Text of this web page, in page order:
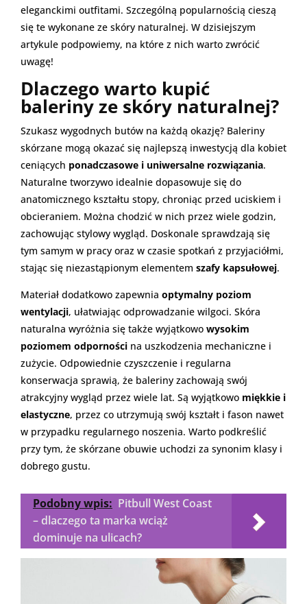
eleganckimi outfitami. Szczególną popularnością cieszą
się te wykonane ze skóry naturalnej. W dzisiejszym
artykule podpowiemy, na które z nich warto zwrócić
uwagę!
Dlaczego warto kupić
baleriny ze skóry naturalnej?
Szukasz wygodnych butów na każdą okazję? Baleriny
skórzane mogą okazać się najlepszą inwestycją dla kobiet
ceniących ponadczasowe i uniwersalne rozwiązania.
Naturalne tworzywo idealnie dopasowuje się do
anatomicznego kształtu stopy, chroniąc przed uciskiem i
obcieraniem. Można chodzić w nich przez wiele godzin,
zachowując stylowy wygląd. Doskonale sprawdzają się
tym samym w pracy oraz w czasie spotkań z przyjaciółmi,
stając się niezastąpionym elementem szafy kapsułowej.
Materiał dodatkowo zapewnia optymalny poziom
wentylacji, ułatwiając odprowadzanie wilgoci. Skóra
naturalna wyróżnia się także wyjątkowo wysokim
poziomem odporności na uszkodzenia mechaniczne i
zużycie. Odpowiednie czyszczenie i regularna
konserwacja sprawią, że baleriny zachowają swój
atrakcyjny wygląd przez wiele lat. Są wyjątkowo miękkie i
elastyczne, przez co utrzymują swój kształt i fason nawet
w przypadku regularnego noszenia. Warto podkreślić
przy tym, że skórzane obuwie uchodzi za synonim klasy i
dobrego gustu.
Podobny wpis: Pitbull West Coast
– dlaczego ta marka wciąż
dominuje na ulicach?